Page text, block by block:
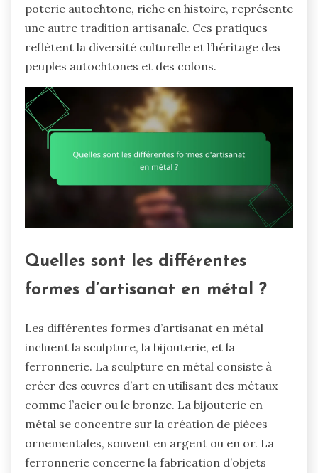
poterie autochtone, riche en histoire, représente
une autre tradition artisanale. Ces pratiques
reflètent la diversité culturelle et l’héritage des
peuples autochtones et des colons.
Quelles sont les différentes
formes d’artisanat en métal ?
Les différentes formes d’artisanat en métal
incluent la sculpture, la bijouterie, et la
ferronnerie. La sculpture en métal consiste à
créer des œuvres d’art en utilisant des métaux
comme l’acier ou le bronze. La bijouterie en
métal se concentre sur la création de pièces
ornementales, souvent en argent ou en or. La
ferronnerie concerne la fabrication d’objets